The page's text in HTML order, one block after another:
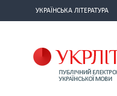
УКРАЇНСЬКА ЛІТЕРАТУРА